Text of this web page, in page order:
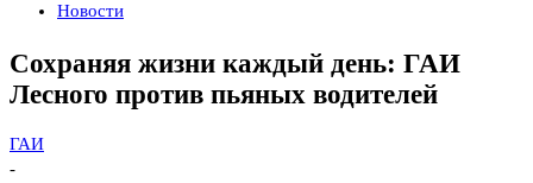
Новости
Сохраняя жизни каждый день: ГАИ
Лесного против пьяных водителей
ГАИ
-